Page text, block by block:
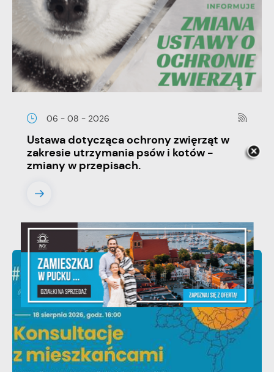
06 - 08 - 2026
Ustawa dotycząca ochrony zwięrząt w
zakresie utrzymania psów i kotów -
zmiany w przepisach.